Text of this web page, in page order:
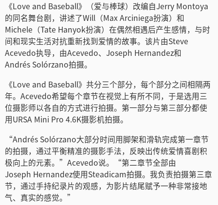
Korea
Mexico
Malaysia
New Zealand
Norway
Poland
Portugal
Singapore
South Africa
《Love and Baseball》（爱与棒球）改编自Jerry Montoya
的同名舞台剧，讲述了Will（Max Arciniega扮演）和
Michele（Tate Hanyok扮演）在偶然相遇后产生感情，与时
间和现实生活对抗重新找到爱情的故事。该片由Steve
Acevedo执导，由Acevedo、Joseph Hernandez和
Andrés Solórzano拍摄。
《Love and Baseball》共分三个部分，每个部分之间相隔两
年。Acevedo希望每个章节在视觉上有所不同，于是选用三
位摄影师以各自的方式进行拍摄。第一部分与第三部分都使
用URSA Mini Pro 4.6K摄影机拍摄。
“Andrés Solórzano大部分时间用脚架和滑轨完成第一章节
的拍摄，通过平衡精准的摄影手法，反映出传统爱情喜剧积
极向上的元素。”Acevedo说。“第二章节全部由
Joseph Hernandez使用Steadicam拍摄。我负责拍摄第三章
节，通过手持纪录片的观感，为影片结尾赋予一种非常接地
气、真实的感觉。”